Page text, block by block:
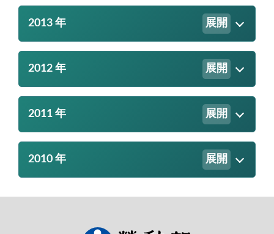
2013 年 展開
2012 年 展開
2011 年 展開
2010 年 展開